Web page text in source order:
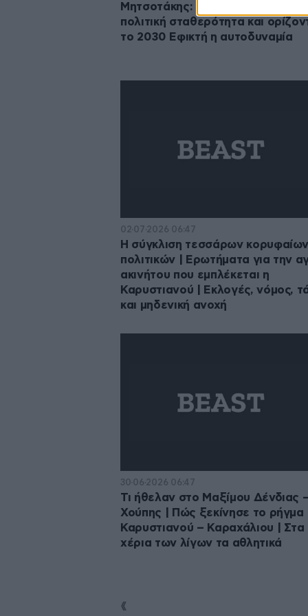
Μητσοτάκης: Καταδίκη της βίας,
πολιτική σταθερότητα και
το 2030 Εφικτή η αυτοδυναμία
02·07·2026 06:47
Η σύγκλιση τεσσάρων κορυφαίων
πολιτικών | Ερωτήματα για την
ακινήτου που εμπλέκεται η
Καρυστιανού | Εκλογές, νόμος,
και μηδενική ανοχή
30·06·2026 06:47
Τι ήθελαν στο Μαξίμου Δένδιας
Χούπης | Πώς ξεκίνησε το ρήγμα
Καρυστιανού – Καραχάλιου | Στα
χέρια των λίγων τα αθλητικά